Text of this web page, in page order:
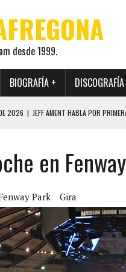
desde 1999.
BIOGRAFÍA +
2026 | JEFF AMENT HABLA POR
ENTRE NEIL YOUNG Y PEARL
JAM REAPARECEN EN OHANA 2026 EN
AMENT PUBLICA SINCE FOREVER, UN
en
Park Gira